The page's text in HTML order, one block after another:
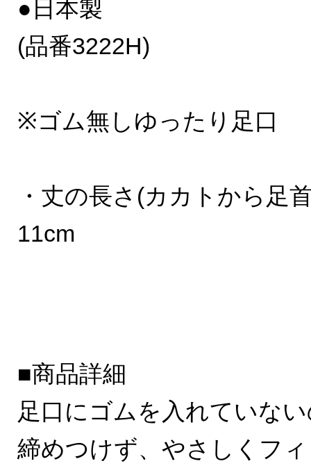
●日本製
(品番3222H)
※ゴム無しゆったり足口
・丈の長さ(カカトから足
11cm
■商品詳細
足口にゴムを入れていな
締めつけず、やさしくフ